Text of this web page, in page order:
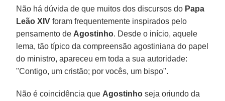
Não há dúvida de que muitos dos discursos do Papa
Leão XIV foram frequentemente inspirados pelo
pensamento de Agostinho. Desde o início, aquele
lema, tão típico da compreensão agostiniana do papel
do ministro, apareceu em toda a sua autoridade:
"Contigo, um cristão; por vocês, um bispo".
Não é coincidência que Agostinho seja oriundo da